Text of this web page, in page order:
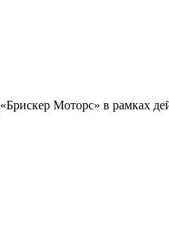
«Брискер Моторс» в рамках